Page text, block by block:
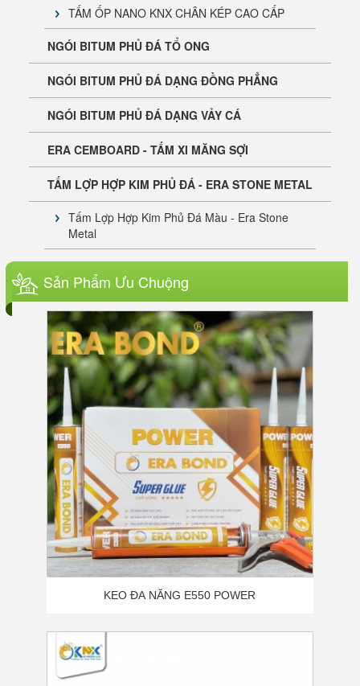
TẤM ỐP NANO KNX CHÂN KÉP CAO CẤP
NGÓI BITUM PHỦ ĐÁ TỔ ONG
NGÓI BITUM PHỦ ĐÁ DẠNG ĐỒNG PHẲNG
NGÓI BITUM PHỦ ĐÁ DẠNG VẢY CÁ
ERA CEMBOARD - TẤM XI MĂNG SỢI
TẤM LỢP HỢP KIM PHỦ ĐÁ - ERA STONE METAL
Tấm Lợp Hợp Kim Phủ Đá Màu - Era Stone
Metal
Sản Phẩm Ưu Chuộng
SÀN TRE NGOÀI TRỜI ERA BAMBOO
KEO ĐA NĂNG E550 POWER